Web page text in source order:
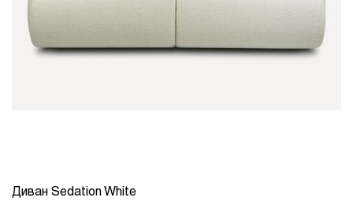
КОЛИЧЕСТВО 1
Диван Sedation White